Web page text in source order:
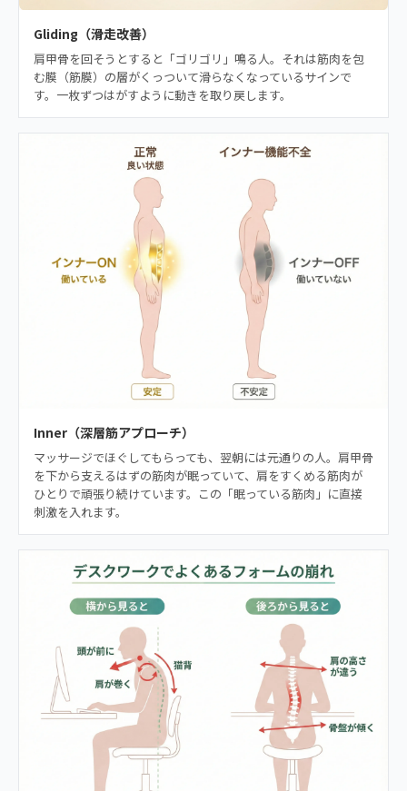
Gliding（滑走改善）
肩甲骨を回そうとすると「ゴリゴリ」鳴る人。それは筋肉を包
む膜（筋膜）の層がくっついて滑らなくなっているサインで
す。一枚ずつはがすように動きを取り戻します。
Inner（深層筋アプローチ）
マッサージでほぐしてもらっても、翌朝には元通りの人。肩甲骨
を下から支えるはずの筋肉が眠っていて、肩をすくめる筋肉が
ひとりで頑張り続けています。この「眠っている筋肉」に直接
刺激を入れます。